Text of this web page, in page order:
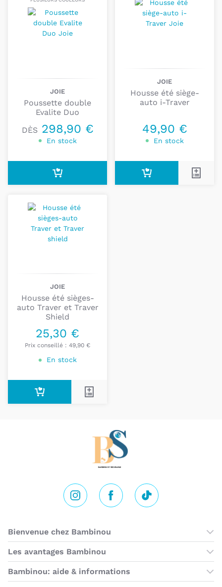
JOIE
Poussette double
Evalite Duo
DÈS 298,90 €
En stock
JOIE
Housse été siège-
auto i-Traver
49,90 €
En stock
JOIE
Housse été sièges-
auto Traver et Traver
Shield
25,30 €
Prix conseillé : 49,90 €
En stock
Instagram Facebook Tik Tok
Bienvenue chez Bambinou
Les boutiques Bambinou
Les avantages Bambinou
Cartes cadeaux
Programme de fidélité
Bambinou: aide & informations